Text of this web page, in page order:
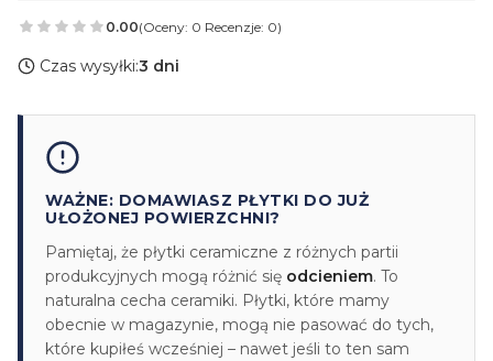
0.00(Oceny: 0 Recenzje: 0)
Czas wysyłki:3 dni
WAŻNE: DOMAWIASZ PŁYTKI DO JUŻ
UŁOŻONEJ POWIERZCHNI?
Pamiętaj, że płytki ceramiczne z różnych partii
produkcyjnych mogą różnić się odcieniem. To
naturalna cecha ceramiki. Płytki, które mamy
obecnie w magazynie, mogą nie pasować do tych,
które kupiłeś wcześniej – nawet jeśli to ten sam